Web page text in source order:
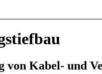
von Kabel- und